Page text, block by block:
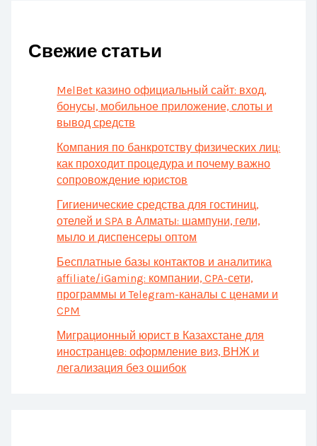
Свежие статьи
MelBet казино официальный сайт: вход,
бонусы, мобильное приложение, слоты и
вывод средств
Компания по банкротству физических лиц:
как проходит процедура и почему важно
сопровождение юристов
Гигиенические средства для гостиниц,
отелей и SPA в Алматы: шампуни, гели,
мыло и диспенсеры оптом
Бесплатные базы контактов и аналитика
affiliate/iGaming: компании, CPA-сети,
программы и Telegram-каналы с ценами и
CPM
Миграционный юрист в Казахстане для
иностранцев: оформление виз, ВНЖ и
легализация без ошибок